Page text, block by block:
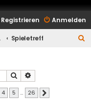
Anmelden
Registrieren
Spieletreff
Suche
4 5 … 26